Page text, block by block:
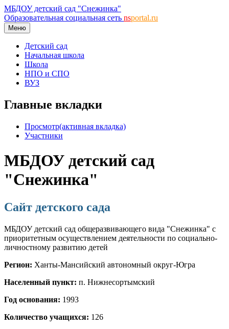
МБДОУ детский сад "Снежинка"
Образовательная социальная сеть nsportal.ru
Меню
Детский сад
Начальная школа
Школа
НПО и СПО
ВУЗ
Главные вкладки
Просмотр(активная вкладка)
Участники
МБДОУ детский сад
"Снежинка"
Сайт детского сада
МБДОУ детский сад общеразвивающего вида "Снежинка" с
приоритетным осуществлением деятельности по социально-
личностному развитию детей
Регион: Ханты-Мансийский автономный округ-Югра
Населенный пункт: п. Нижнесортымский
Год основания: 1993
Количество учащихся: 126